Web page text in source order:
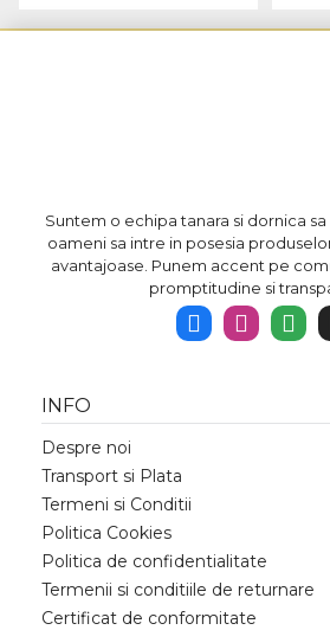
Suntem o echipa tanara si dornica
oameni sa intre in posesia
avantajoase. Punem accent pe
promptitudine si
INFO
Despre noi
Transport si Plata
Termeni si Conditii
Politica Cookies
Politica de confidentialitate
Termenii si conditiile de returnare
Certificat de conformitate